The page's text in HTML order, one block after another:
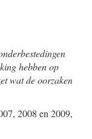
hebben op
wat de oorzaken
2008 en 2009,